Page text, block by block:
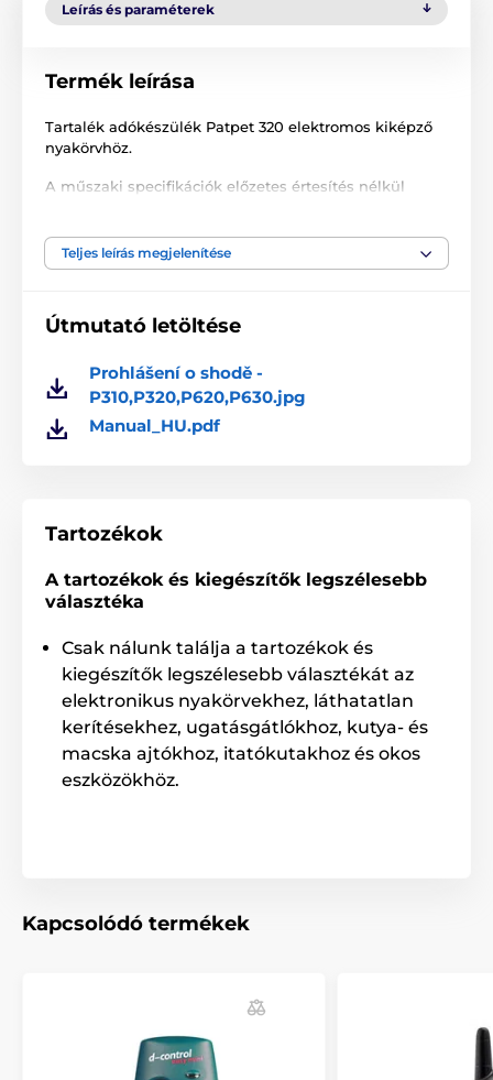
Leírás és paraméterek
Termék leírása
Tartalék adókészülék Patpet 320 elektromos kiképző
nyakörvhöz.
A műszaki specifikációk előzetes értesítés nélkül
Tartozékok kiképző nyakörvek
Adókészülék Adókészülék PatPet
Teljes leírás megjelenítése
Útmutató letöltése
Prohlášení o shodě -
P310,P320,P620,P630.jpg
Manual_HU.pdf
Tartozékok
A tartozékok és kiegészítők legszélesebb
választéka
Csak nálunk találja a tartozékok és
kiegészítők legszélesebb választékát az
elektronikus nyakörvekhez, láthatatlan
kerítésekhez, ugatásgátlókhoz, kutya- és
macska ajtókhoz, itatókutakhoz és okos
eszközökhöz.
Kapcsolódó termékek